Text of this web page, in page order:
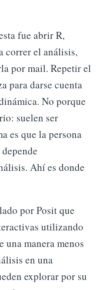
fue abrir R,
correr el análisis,
por mail. Repetir el
para darse cuenta
No porque
suelen ser
es que la persona
Ahí es donde
por Posit que
utilizando
manera menos
en una
explorar por su